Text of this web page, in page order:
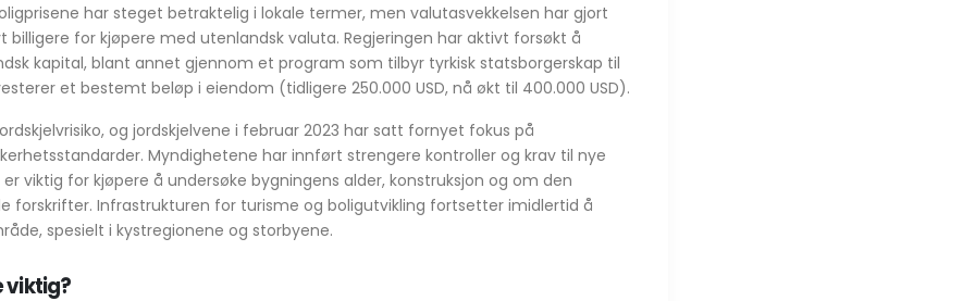
har steget betraktelig i lokale termer, men valutasvekkelsen har gjort
for kjøpere med utenlandsk valuta. Regjeringen har aktivt forsøkt å
kapital, blant annet gjennom et program som tilbyr tyrkisk statsborgerskap til
et bestemt beløp i eiendom (tidligere 250.000 USD, nå økt til 400.000 USD).
og jordskjelvene i februar 2023 har satt fornyet fokus på
Myndighetene har innført strengere kontroller og krav til nye
viktig for kjøpere å undersøke bygningens alder, konstruksjon og om den
forskrifter. Infrastrukturen for turisme og boligutvikling fortsetter imidlertid å
spesielt i kystregionene og storbyene.
viktig?